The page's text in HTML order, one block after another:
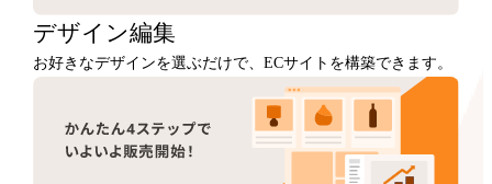
デザイン編集
お好きなデザインを選ぶだけで、ECサイトを構築できます。